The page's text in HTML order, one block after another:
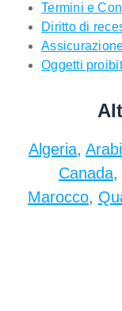
Termini e
Diritto di
Oggetti
Algeria,
Canada,
Marocco,